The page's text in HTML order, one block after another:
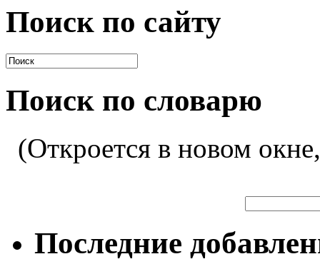
Поиск по сайту
Поиск по словарю
(Откроется в новом
Последние